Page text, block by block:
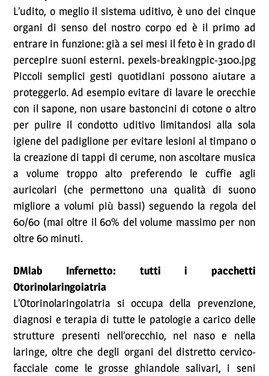
L’udito, o meglio il sistema uditivo, è uno dei cinque
organi di senso del nostro corpo ed è il primo ad
entrare in funzione: già a sei mesi il feto è in grado di
percepire suoni esterni. pexels-breakingpic-3100.jpg
Piccoli semplici gesti quotidiani possono aiutare a
proteggerlo. Ad esempio evitare di lavare le orecchie
con il sapone, non usare bastoncini di cotone o altro
per pulire il condotto uditivo limitandosi alla sola
igiene del padiglione per evitare lesioni al timpano o
la creazione di tappi di cerume, non ascoltare musica
a volume troppo alto preferendo le cuffie agli
auricolari (che permettono una qualità di suono
migliore a volumi più bassi) seguendo la regola del
60/60 (mai oltre il 60% del volume massimo per non
oltre 60 minuti.
DMlab Infernetto: tutti i pacchetti
Otorinolaringoiatria
L’Otorinolaringoiatria si occupa della prevenzione,
diagnosi e terapia di tutte le patologie a carico delle
strutture presenti nell’orecchio, nel naso e nella
laringe, oltre che degli organi del distretto cervico-
facciale come le grosse ghiandole salivari, i seni